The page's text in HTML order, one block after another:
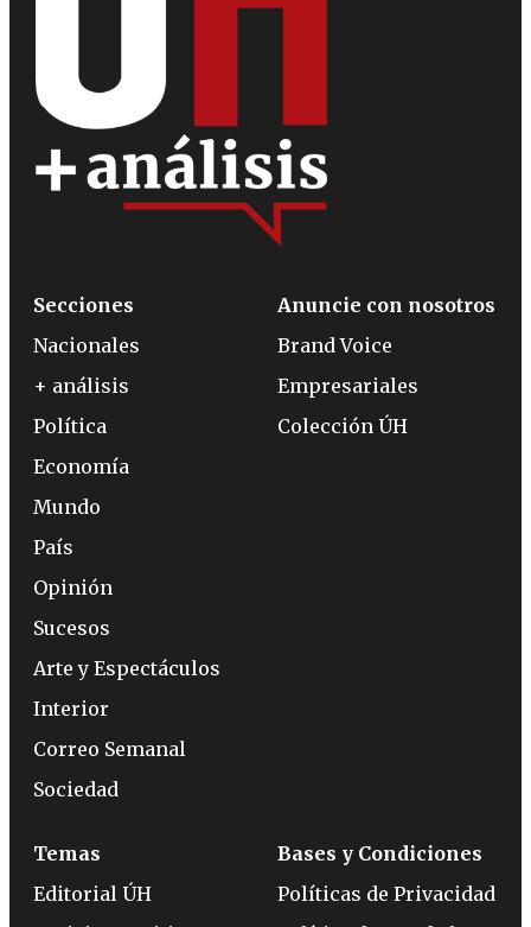
Secciones
Nacionales
+ análisis
Política
Economía
Mundo
País
Opinión
Sucesos
Arte y Espectáculos
Interior
Correo Semanal
Sociedad
Anuncie con nosotros
Brand Voice
Empresariales
Colección ÚH
Temas
Editorial ÚH
Bases y Condiciones
Políticas de Privacidad